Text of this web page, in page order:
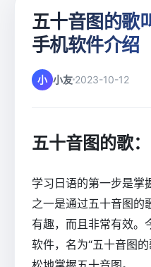
五十音图的歌
手机软件介绍
小 小友 2023-10-12
五十音图的歌
学习日语的第一步是掌
之一是通过五十音图的
有趣，而且非常有效。
软件，名为“五十音图